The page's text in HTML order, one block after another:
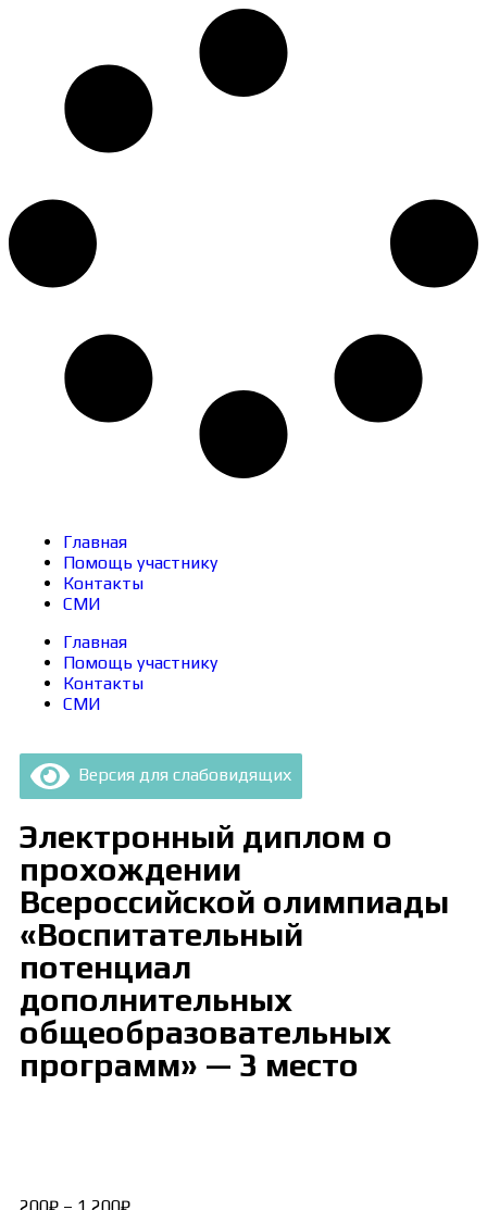
Главная
Помощь участнику
Контакты
СМИ
Главная
Помощь участнику
Контакты
СМИ
Версия для слабовидящих
Электронный диплом о
прохождении
Всероссийской олимпиады
«Воспитательный
потенциал
дополнительных
общеобразовательных
программ» — 3 место